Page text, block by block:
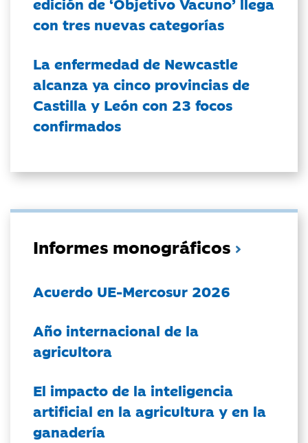
con tres nuevas categorías
La enfermedad de Newcastle
alcanza ya cinco provincias de
Castilla y León con 23 focos
confirmados
Informes monográficos
Acuerdo UE-Mercosur 2026
Año internacional de la
agricultora
El impacto de la inteligencia
artificial en la agricultura y en la
ganadería